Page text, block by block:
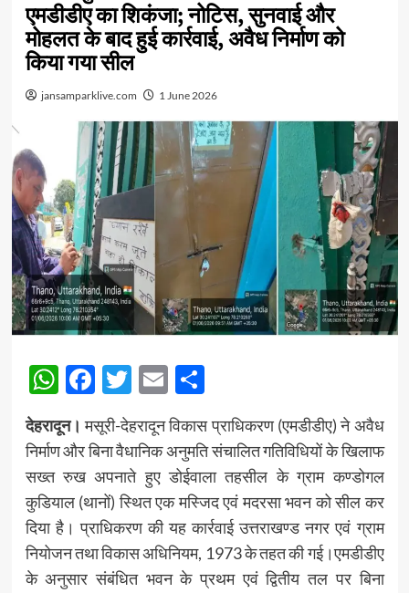
एमडीडीए का शिकंजा; नोटिस, सुनवाई और
मोहलत के बाद हुई कार्रवाई, अवैध निर्माण को
किया गया सील
jansamparklive.com 1 June 2026
WhatsApp
Facebook
Twitter
EmailShare
देहरादून।मसूरी-देहरादून विकास प्राधिकरण (एमडीडीए) ने अवैध
निर्माण और बिना वैधानिक अनुमति संचालित गतिविधियों के खिलाफ
सख्त रुख अपनाते हुए डोईवाला तहसील के ग्राम कण्डोगल
कुडियाल (थानों) स्थित एक मस्जिद एवं मदरसा भवन को सील कर
दिया है। प्राधिकरण की यह कार्रवाई उत्तराखण्ड नगर एवं ग्राम
नियोजन तथा विकास अधिनियम, 1973 के तहत की गई।एमडीडीए
के अनुसार संबंधित भवन के प्रथम एवं द्वितीय तल पर बिना